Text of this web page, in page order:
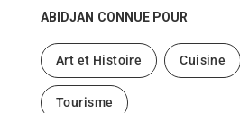
ABIDJAN CONNUE POUR
Art et Histoire Cuisine
Tourisme